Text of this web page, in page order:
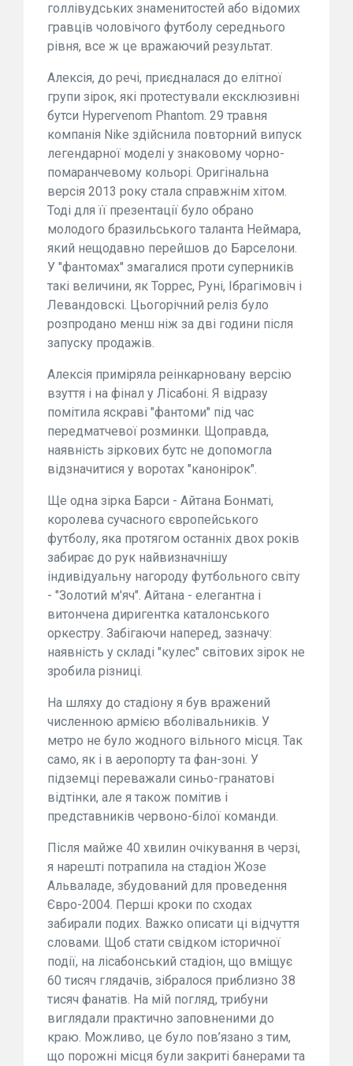
голлівудських знаменитостей або відомих
гравців чоловічого футболу середнього
рівня, все ж це вражаючий результат.
Алексія, до речі, приєдналася до елітної
групи зірок, які протестували ексклюзивні
бутси Hypervenom Phantom. 29 травня
компанія Nike здійснила повторний випуск
легендарної моделі у знаковому чорно-
помаранчевому кольорі. Оригінальна
версія 2013 року стала справжнім хітом.
Тоді для її презентації було обрано
молодого бразильського таланта Неймара,
який нещодавно перейшов до Барселони.
У "фантомах" змагалися проти суперників
такі величини, як Торрес, Руні, Ібрагімовіч і
Левандовскі. Цьогорічний реліз було
розпродано менш ніж за дві години після
запуску продажів.
Алексія приміряла реінкарновану версію
взуття і на фінал у Лісабоні. Я відразу
помітила яскраві "фантоми" під час
передматчевої розминки. Щоправда,
наявність зіркових бутс не допомогла
відзначитися у воротах "канонірок".
Ще одна зірка Барси - Айтана Бонматі,
королева сучасного європейського
футболу, яка протягом останніх двох років
забирає до рук найвизначнішу
індивідуальну нагороду футбольного світу
- "Золотий м'яч". Айтана - елегантна і
витончена диригентка каталонського
оркестру. Забігаючи наперед, зазначу:
наявність у складі "кулес" світових зірок не
зробила різниці.
На шляху до стадіону я був вражений
численною армією вболівальників. У
метро не було жодного вільного місця. Так
само, як і в аеропорту та фан-зоні. У
підземці переважали синьо-гранатові
відтінки, але я також помітив і
представників червоно-білої команди.
Після майже 40 хвилин очікування в черзі,
я нарешті потрапила на стадіон Жозе
Альваладе, збудований для проведення
Євро-2004. Перші кроки по сходах
забирали подих. Важко описати ці відчуття
словами. Щоб стати свідком історичної
події, на лісабонський стадіон, що вміщує
60 тисяч глядачів, зібралося приблизно 38
тисяч фанатів. На мій погляд, трибуни
виглядали практично заповненими до
краю. Можливо, це було пов’язано з тим,
що порожні місця були закриті банерами та